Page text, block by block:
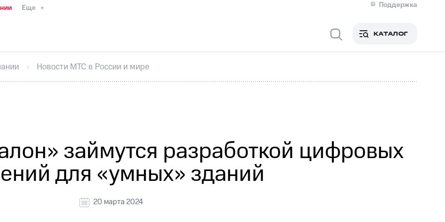
Еще
Поддержка
Медиа-центр
ИнтервьюФинансовая отчетностьКонтактыНовости в регионе
секретарьРаскрытие информации
кабинет акционераАкционерный капиталКонтроль и аудитРынок акций
КАТАЛОГ
Новости МТС в России и мире
займутся разработкой цифровых
для «умных» зданий
20 марта 2024